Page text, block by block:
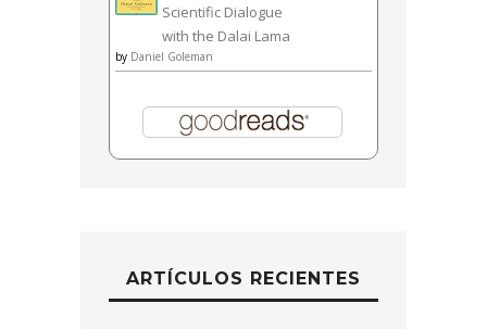
Scientific Dialogue
with the Dalai Lama
by Daniel Goleman
ARTÍCULOS RECIENTES